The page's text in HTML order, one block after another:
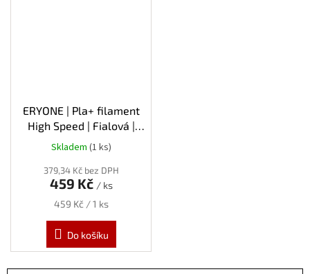
ERYONE | Pla+ filament
High Speed | Fialová |
1.75mm | 1kg
Skladem (1 ks)
379,34 Kč bez DPH
459 Kč / ks
Měrná
459 Kč / 1 ks
Do košíku